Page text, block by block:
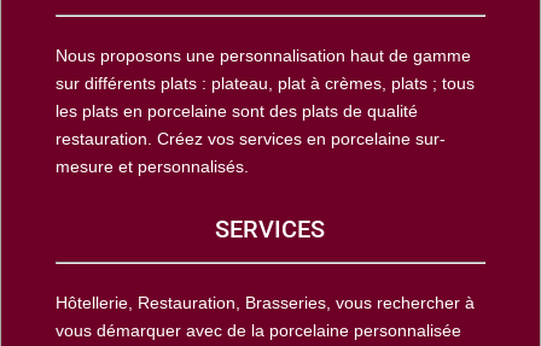
Nous proposons une personnalisation haut de gamme
sur différents plats : plateau, plat à crèmes, plats ; tous
les plats en porcelaine sont des plats de qualité
restauration. Créez vos services en porcelaine sur-
mesure et personnalisés.
SERVICES
Hôtellerie, Restauration, Brasseries, vous rechercher à
vous démarquer avec de la porcelaine personnalisée